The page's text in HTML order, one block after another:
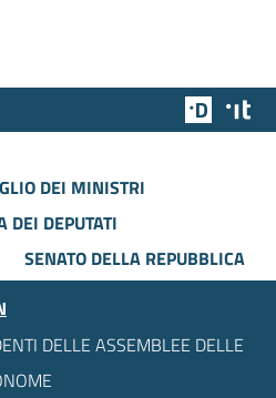
Team
DEI MINISTRI
DEI DEPUTATI
SENATO DELLA REPUBBLICA
DELLE ASSEMBLEE DELLE